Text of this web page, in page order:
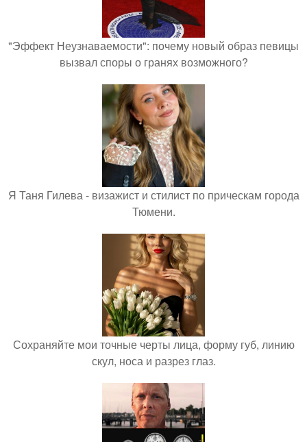
"Эффект Неузнаваемости": почему новый образ певицы
вызвал споры о гранях возможного?
Я Таня Гилева - визажист и стилист по прическам города
Тюмени.
Сохраняйте мои точные черты лица, форму губ, линию
скул, носа и разрез глаз.